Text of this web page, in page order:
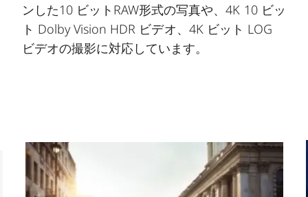
ンした10 ビットRAW形式の写真や、4K 10 ビッ
ト Dolby Vision HDR ビデオ、4K ビット LOG
ビデオの撮影に対応しています。